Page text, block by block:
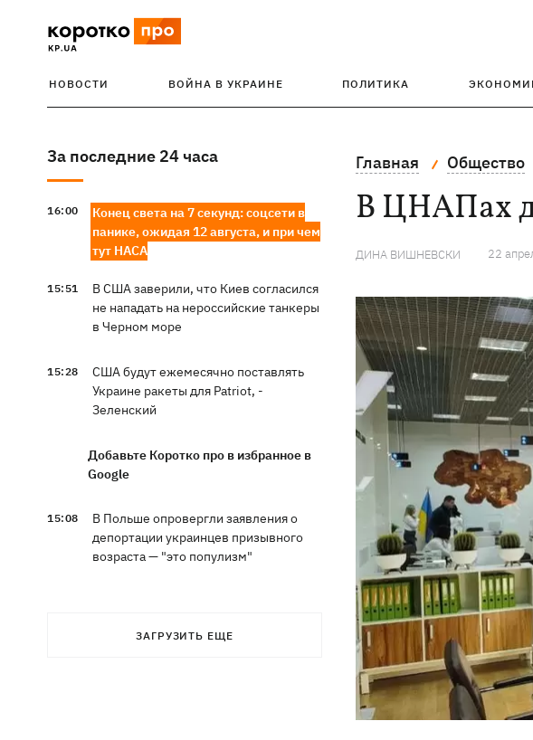
НОВОСТИ ВОЙНА В УКРАИНЕ ПОЛИТИКА
За последние 24 часа
16:00
Конец света на 7 секунд: соцсети в
панике, ожидая 12 августа, и при чем
тут НАСА
15:51
В США заверили, что Киев согласился
не нападать на нероссийские танкеры
в Черном море
15:28
США будут ежемесячно поставлять
Украине ракеты для Patriot, -
Зеленский
Добавьте Коротко про в избранное в
Google
15:08
В Польше опровергли заявления о
депортации украинцев призывного
возраста — "это популизм"
после того, как ранил полицейских
ЗАГРУЗИТЬ ЕЩЕ
Главная Общество
В ЦНАПах
ДИНА ВИШНЕВСКИ 22